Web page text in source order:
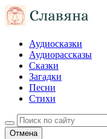
Аудиосказки
Аудиорассказы
Сказки
Загадки
Песни
Стихи
Отмена